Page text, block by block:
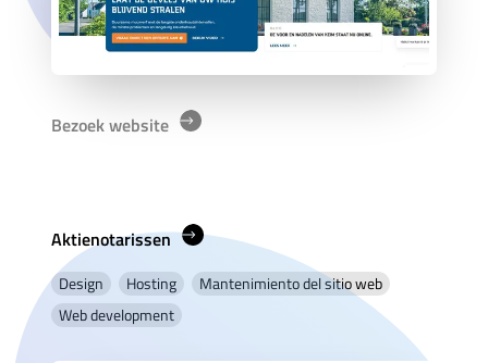
Bezoek website
Aktienotarissen
Design Hosting
Mantenimiento del sitio web
Web development